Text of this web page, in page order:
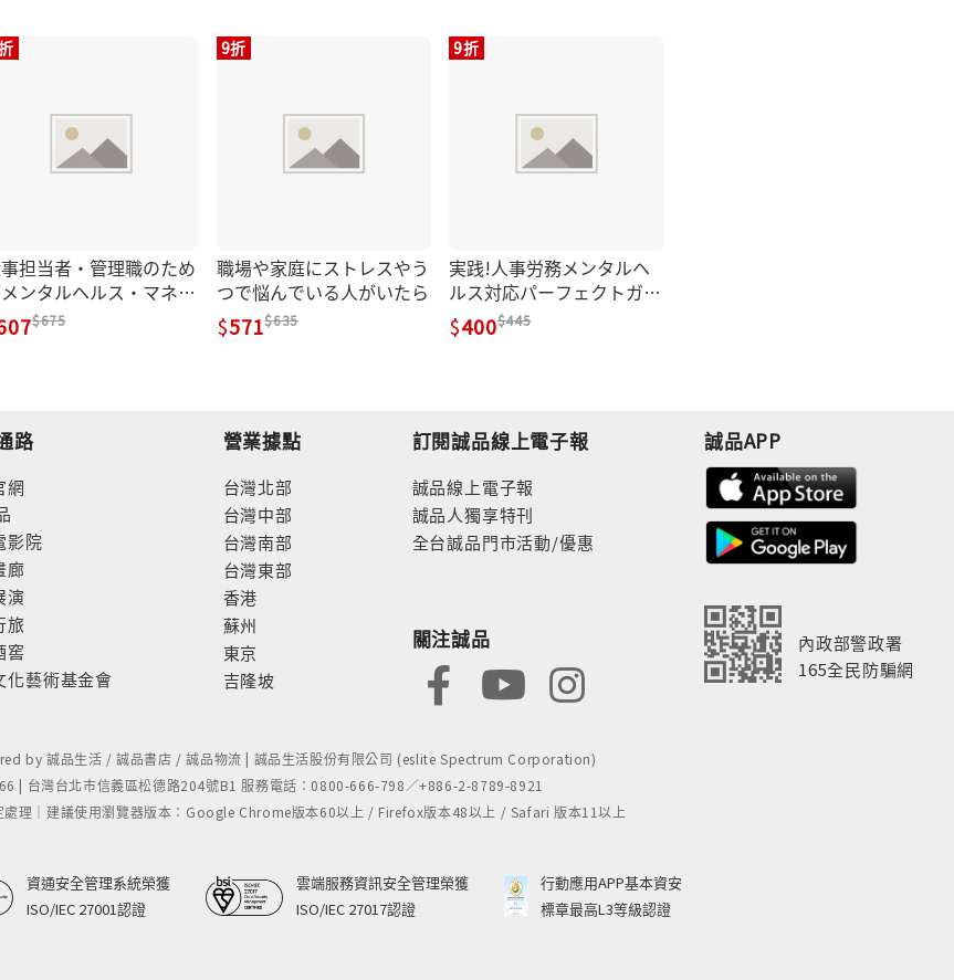
担当者・管理職のため
ンタルヘルス・マネジ
トの教科書
675
9折
職場や家庭にストレスやう
つで悩んでいる人がいたら
571 635
9折
実践!人事労務メンタルヘ
ルス対応パーフェクトガイ
ド400 445
路
網
影院
廊
演
旅
窖
化藝術基金會
營業據點
台灣北部
台灣中部
台灣南部
台灣東部
香港
蘇州
東京
吉隆坡
訂閱誠品線上電子報
誠品線上電子報
誠品人獨享特刊
全台誠品門市活動/優惠
關注誠品
誠品APP
內政部警政署
165全民防騙網
by 誠品生活 / 誠品書店 / 誠品物流 | 誠品生活股份有限公司 (eslite Spectrum Corporation)
| 台灣台北市信義區松德路204號B1 服務電話：0800-666-798／+886-2-8789-8921
處理｜建議使用瀏覽器版本：Google Chrome版本60以上 / Firefox版本48以上 / Safari 版本11以上
資通安全管理系統榮獲
ISO/IEC 27001認證
雲端服務資訊安全管理榮獲
ISO/IEC 27017認證
行動應用APP基本資安
標章最高L3等級認證